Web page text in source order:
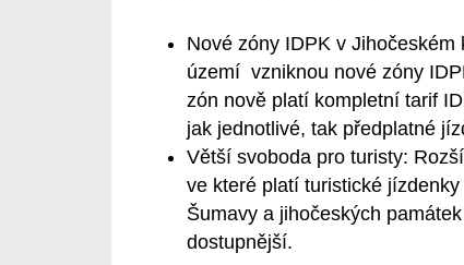
Nové zóny IDPK v Jihočeském
území vzniknou nové zóny
zón nově platí kompletní tarif
jak jednotlivé, tak předplatné
Větší svoboda pro turisty:
ve které platí turistické
Šumavy a jihočeských
dostupnější.